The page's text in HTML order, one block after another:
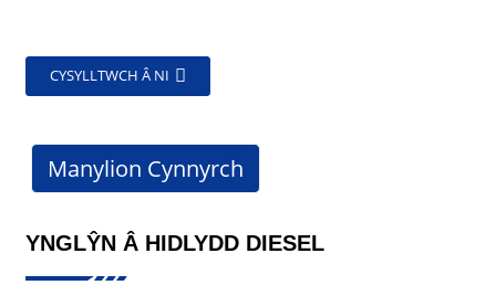
CYSYLLTWCH Â NI
Manylion Cynnyrch
YNGLŶN Â HIDLYDD DIESEL